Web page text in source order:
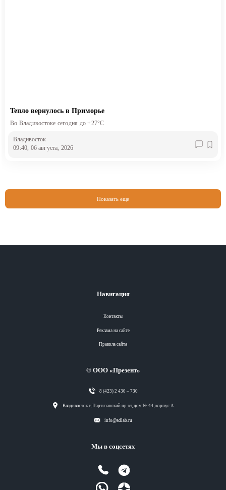
Тепло вернулось в Приморье
Во Владивостоке сегодня до +27°С
Владивосток
09:40, 06 августа, 2026
Показать еще
Навигация
Контакты
Реклама на сайте
Правила сайта
© ООО «Презент»
8 (423) 2 430 – 730
Владивосток г, Партизанский пр-кт, дом № 44, корпус А
info@adlab.ru
Мы в соцсетях